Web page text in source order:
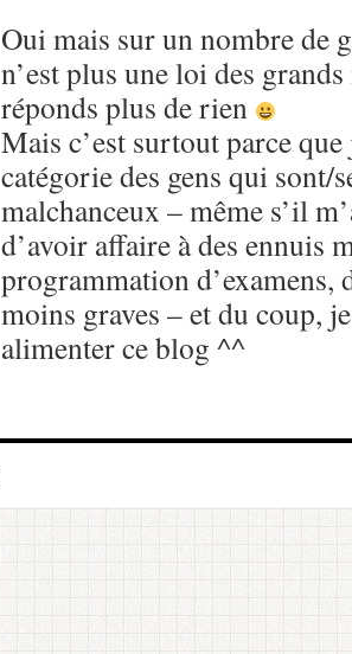
Oui mais sur un nombre de
n’est plus une loi des
réponds plus de rien
Mais c’est surtout parce
catégorie des gens qui sont/
malchanceux – même s’il
d’avoir affaire à des ennuis
programmation d’examens,
moins graves – et du coup,
alimenter ce blog ^^